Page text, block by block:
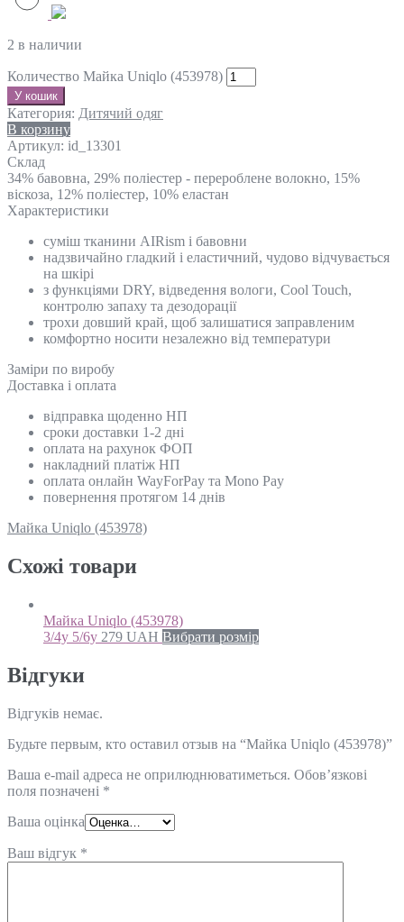
2 в наличии
Количество Майка Uniqlo (453978)
У кошик
Категория: Дитячий одяг
В корзину
Артикул: id_13301
Склад
34% бавовна, 29% поліестер - перероблене волокно, 15%
віскоза, 12% поліестер, 10% еластан
Характеристики
суміш тканини AIRism і бавовни
надзвичайно гладкий і еластичний, чудово відчувається
на шкірі
з функціями DRY, відведення вологи, Cool Touch,
контролю запаху та дезодорації
трохи довший край, щоб залишатися заправленим
комфортно носити незалежно від температури
Замiри по виробу
Доставка і оплата
відправка щоденно НП
сроки доставки 1-2 дні
оплата на рахунок ФОП
накладний платіж НП
оплата онлайн WayForPay та Mono Pay
повернення протягом 14 днів
Майка Uniqlo (453978)
Схожi товари
Майка Uniqlo (453978)
3/4y 5/6y 279 UAH Вибрати розмір
Відгуки
Відгуків немає.
Будьте первым, кто оставил отзыв на “Майка Uniqlo (453978)”
Ваша e-mail адреса не оприлюднюватиметься. Обов’язкові
поля позначені *
Ваша оцінка
Ваш відгук *